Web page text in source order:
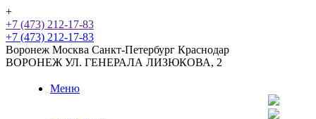
+
+7 (473) 212-17-83
+7 (473) 212-17-83
Воронеж Москва Санкт-Петербург Краснодар
ВОРОНЕЖ УЛ. ГЕНЕРАЛА ЛИЗЮКОВА, 2
Меню